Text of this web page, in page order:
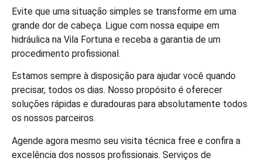
Evite que uma situação simples se transforme em uma
grande dor de cabeça. Ligue com nossa equipe em
hidráulica na Vila Fortuna e receba a garantia de um
procedimento profissional.
Estamos sempre à disposição para ajudar você quando
precisar, todos os dias. Nosso propósito é oferecer
soluções rápidas e duradouras para absolutamente todos
os nossos parceiros.
Agende agora mesmo seu visita técnica free e confira a
excelência dos nossos profissionais. Serviços de